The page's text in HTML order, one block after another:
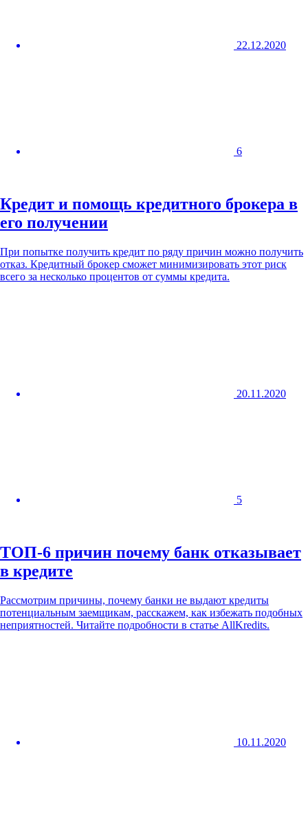
22.12.2020
6
Кредит и помощь кредитного брокера в
его получении
При попытке получить кредит по ряду причин можно получить
отказ. Кредитный брокер сможет минимизировать этот риск
всего за несколько процентов от суммы кредита.
20.11.2020
5
ТОП-6 причин почему банк отказывает
в кредите
Рассмотрим причины, почему банки не выдают кредиты
потенциальным заемщикам, расскажем, как избежать подобных
неприятностей. Читайте подробности в статье AllKredits.
10.11.2020